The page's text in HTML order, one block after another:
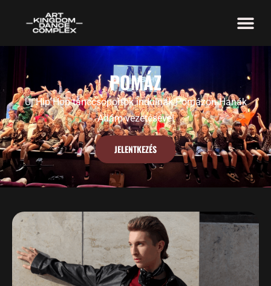
POMÁZ
Új Hip Hop tánccsoportok indulnak Pomázon Hanák
Ádám vezetésével
JELENTKEZÉS